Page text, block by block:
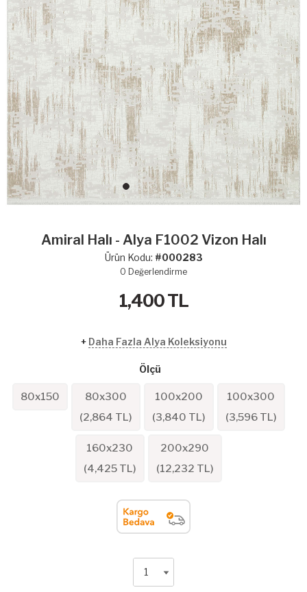
Amiral Halı - Alya F1002 Vizon Halı
Ürün Kodu: #000283
0 Değerlendirme
1,400TL
+ Daha Fazla Alya Koleksiyonu
Ölçü
80x150
80x300
(2,864 TL)
100x200
(3,840 TL)
100x300
(3,596TL)
160x230
(4,425TL)
200x290
(12,232 TL)